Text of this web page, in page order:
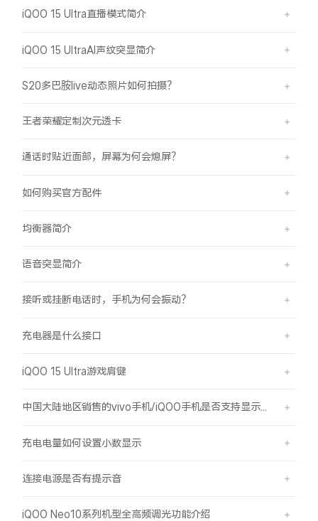
iQOO 15 Ultra直播模式简介
iQOO 15 UltraAI声纹突显简介
S20多巴胺live动态照片如何拍摄？
王者荣耀定制次元透卡
通话时贴近面部，屏幕为何会熄屏？
如何购买官方配件
均衡器简介
语音突显简介
接听或挂断电话时，手机为何会振动？
充电器是什么接口
iQOO 15 Ultra游戏肩键
中国大陆地区销售的vivo手机/iQOO手机是否支持显示国外号码的归属地信息？
充电电量如何设置小数显示
连接电源是否有提示音
iQOO Neo10系列机型全高频调光功能介绍